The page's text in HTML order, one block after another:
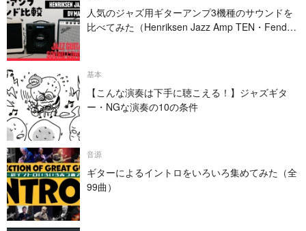
人気のジャズ用ギターアンプ3機種のサウンドを
比べてみた（Henriksen Jazz Amp TEN・Fender
基本
【こんな演奏は下手に聴こえる！】ジャズギタ
ー・NGな演奏の10の条件
音源
ギターによるイントロをいろいろ集めてみた（全
99曲）